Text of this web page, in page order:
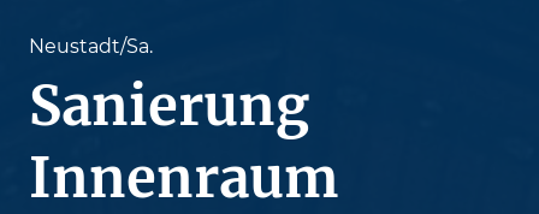
Neustadt/Sa.
Sanierung
Innenraum